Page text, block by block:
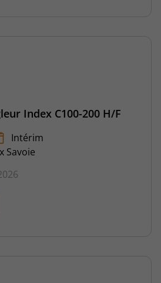
Index C100-200 H/F
Intérim
Savoie